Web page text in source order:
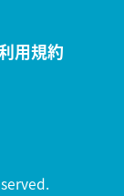
用規約